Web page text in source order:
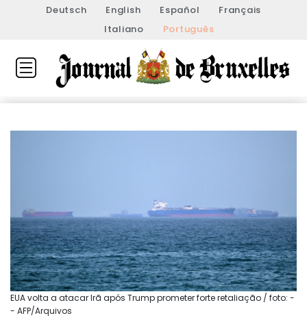
Deutsch English Español
Français
Italiano
Português
EUA volta a atacar Irã após Trump prometer forte retaliação / foto: -
- AFP/Arquivos